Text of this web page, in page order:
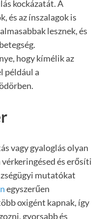
kockázatát. A
és az ínszalagok is
lesznek, és
hogy kímélik az
például a
vagy gyaloglás olyan
és erősíti
mutatókat
egyszerűen
oxigént kapnak, így
gyorsabb és